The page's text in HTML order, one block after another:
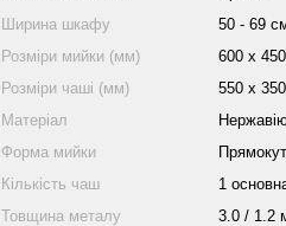
Ширина шкафу
50 - 69
Розміри мийки (мм)
600 х
Розміри чаші (мм)
550 х
Матеріал
Форма мийки
Кількість чаш
1
Товщина металу
3.0 / 1.2